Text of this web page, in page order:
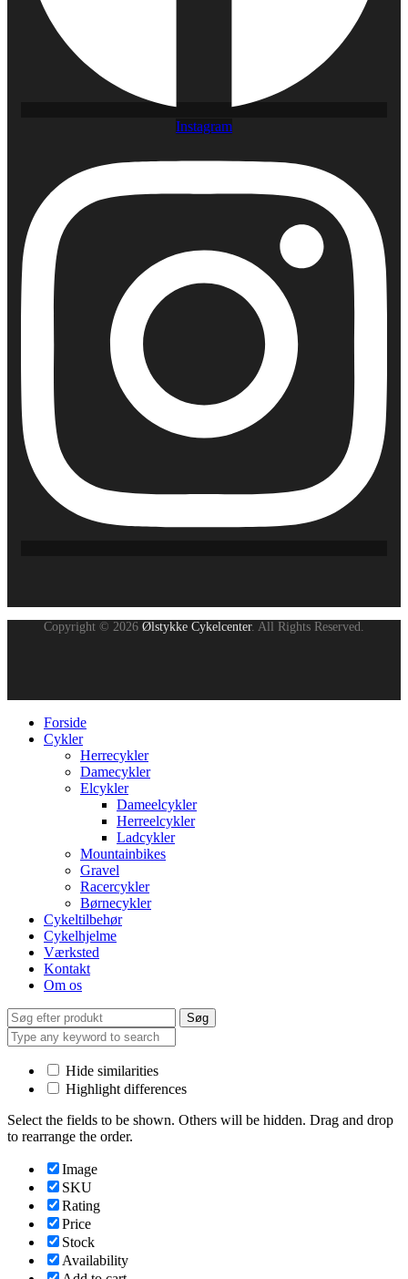
Instagram
Copyright © 2026 Ølstykke Cykelcenter. All Rights Reserved.
Forside
Cykler
Herrecykler
Damecykler
Elcykler
Dameelcykler
Herreelcykler
Ladcykler
Mountainbikes
Gravel
Racercykler
Børnecykler
Cykeltilbehør
Cykelhjelme
Værksted
Kontakt
Om os
Search
for:
Søg
Hide similarities
Highlight differences
Select the fields to be shown. Others will be hidden. Drag and drop
to rearrange the order.
Image
SKU
Rating
Price
Stock
Availability